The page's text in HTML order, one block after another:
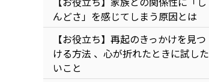
んどさ」を感じてしまう原因とは
【お役立ち】再起のきっかけを見つ
ける方法 、心が折れたときに試した
いこと